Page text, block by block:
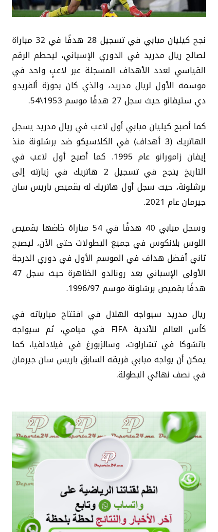
نجح كيليان مبابي في تسجيل 28 هدفًا في 32 مباراة
لصالح ريال مدريد في الدوري الإسباني، ليحطم الرقم
القياسي لعدد الأهداف المسجلة عبر لاعبٍ واحد في
موسمه الأول لريال مدريد، والذي كان بحوزة ألفريدو
دي ستيفانو حيث سجل 27 هدفًا موسم 1953\54.
كما أصبح كيليان مبابي أول لاعب في ريال مدريد يسجل
الهاتريك (3 أهداف) في الكلاسيكو ضد برشلونة منذ
إيفان زامورانو عام 1995. كما أصبح أول لاعب في
التاريخ ينجح في تسجيل 2 هاتريك في زيارته إلى
برشلونة، حيث سجل أول هاتريك له بقميص باريس سان
جيرمان عام 2021.
وسجل مبابي 40 هدفًا في 54 مباراة خاضها بقميص
اللوس بلانكوس في جميع البطولات حتى الآن، ليصبح
ثاني أفضل هداف في الموسم الأول في دوري الدرجة
الأولى الإسباني بعد رونالدو الظاهرة حيث سجل 47
هدفًا بقميص برشلونة موسم 1996/97.
ريال مدريد سيواجه الهلال في افتتاح مبارياته في
كأس العالم للأندية FIFA في ميامي، ثم سيواجه
باتشوكا في تشارلوت، وسالزبورغ في فيلادلفيا، كما
يمكن أن يواجه مبابي فريقه السابق باريس سان جيرمان
في نصف نهائي البطولة.